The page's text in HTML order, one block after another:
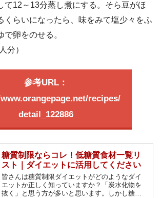
て12～13分蒸し煮にする。そら豆がほ
くらいになったら、味をみて塩少々をふ
で卵をのせる。
分）
参考URL：
recipes/
detail_122886
糖質制限ならコレ！低糖質食材一覧リ
スト｜ダイエットに活用してください
皆さんは糖質制限ダイエットがどのようなダイ
エットか正しく知っていますか？「炭水化物を
抜く」と思う方が多いと思います。しかし糖質